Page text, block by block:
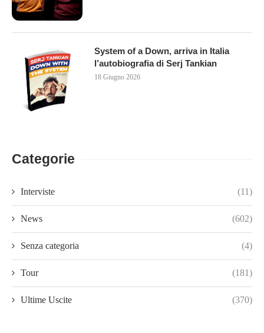
System of a Down, arriva in Italia
l’autobiografia di Serj Tankian
18 Giugno 2026
Categorie
Interviste (11)
News (602)
Senza categoria (4)
Tour (181)
Ultime Uscite (370)